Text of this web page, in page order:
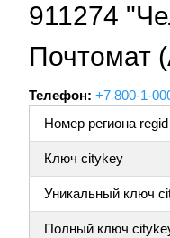
911274
Почтомат
Телефон: +7 800-1-
Номер региона regid
Ключ citykey
Уникальный ключ
Полный ключ